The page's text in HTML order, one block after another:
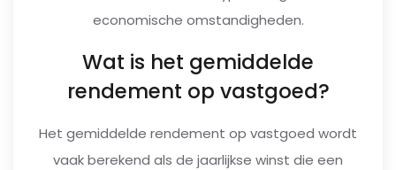
economische omstandigheden.
Wat is het gemiddelde
rendement op vastgoed?
Het gemiddelde rendement op vastgoed wordt
vaak berekend als de jaarlijkse winst die een